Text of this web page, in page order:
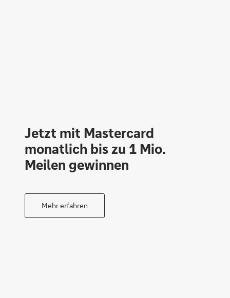
Jetzt mit Mastercard
monatlich bis zu 1 Mio.
Meilen gewinnen
Mehr erfahren